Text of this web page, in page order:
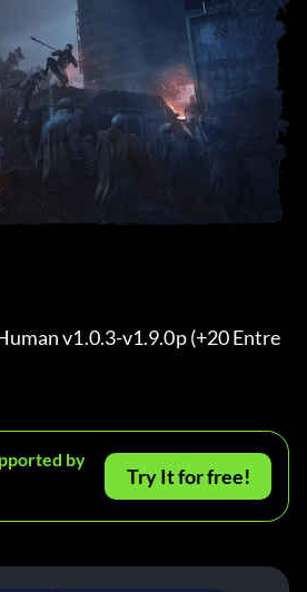
v1.0.3-v1.9.0p (+20 Entre
by
Try It for free!